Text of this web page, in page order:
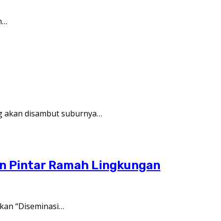
akan disambut suburnya…
Pintar Ramah Lingkungan
“Diseminasi…